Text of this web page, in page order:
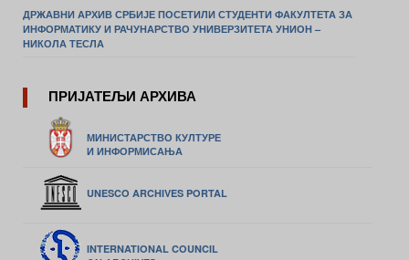
ДРЖАВНИ АРХИВ СРБИЈЕ ПОСЕТИЛИ СТУДЕНТИ ФАКУЛТЕТА ЗА
ИНФОРМАТИКУ И РАЧУНАРСТВО УНИВЕРЗИТЕТА УНИОН –
НИКОЛА ТЕСЛА
ПРИЈАТЕЉИ АРХИВА
МИНИСТАРСТВО КУЛТУРЕ
И ИНФОРМИСАЊА
UNESCO ARCHIVES PORTAL
INTERNATIONAL COUNCIL